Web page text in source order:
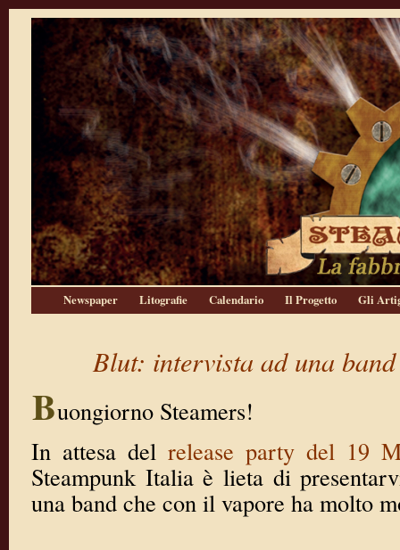
Newspaper Litografie Calendario Il Progetto Gli
Blut: intervista ad una
Buongiorno Steamers!
In attesa del release party del 19
Steampunk Italia è lieta di
una band che con il vapore ha molto